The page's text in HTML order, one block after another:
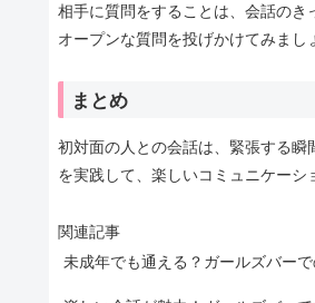
相手に質問をすることは、会話のき
オープンな質問を投げかけてみまし
まとめ
初対面の人との会話は、緊張する
を実践して、楽しいコミュニケーシ
関連記事
未成年でも通える？ガールズバー